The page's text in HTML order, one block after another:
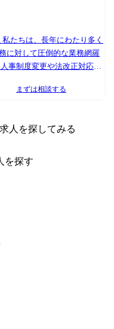
・運用に従事いただき、
とチャレンジしていただく
・中途社員⽐率は2～3割程
ャークラス平均38歳) 【職
事いただきます。 その
の可能性があります。 配
2～3割程度 ・男性78%、⼥
たちは、長年にわたり多く
に対して圧倒的な業務網羅
事制度変更や法改正対応な
に、年々「COMPANY」
を求める顧客のニーズが大
ィ
模パッケージシステムとし
。 デザイナーとフロントエ
ーは開発チームと協業しな
ジニアはUI/UX改善などの
計、実装、UIUXレビューの
(ウェブアクセシビリティ改
まずは相談する
人を探してみる
を探す